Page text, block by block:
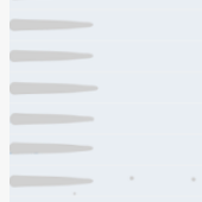
發
表
文
章